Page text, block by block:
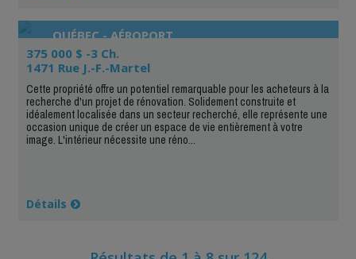
QUÉBEC - AÉROPORT
375 000 $ -3 Ch.
1471 Rue J.-F.-Martel
Cette propriété offre un potentiel remarquable pour les acheteurs à la
recherche d'un projet de rénovation. Solidement construite et
idéalement localisée dans un secteur recherché, elle représente une
occasion unique de créer un espace de vie entièrement à votre
image. L'intérieur nécessite une réno...
Détails